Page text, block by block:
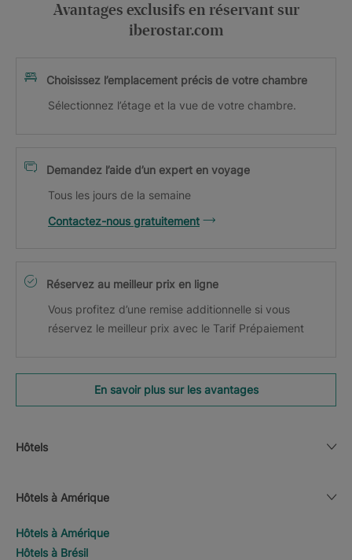
Avantages exclusifs en réservant sur
iberostar.com
Choisissez l’emplacement précis de votre chambre
Sélectionnez l’étage et la vue de votre chambre.
Demandez l’aide d’un expert en voyage
Tous les jours de la semaine
Contactez-nous gratuitement
Réservez au meilleur prix en ligne
Vous profitez d’une remise additionnelle si vous
réservez le meilleur prix avec le Tarif Prépaiement
En savoir plus sur les avantages
Hôtels
Hôtels à Amérique
Hôtels à Amérique
Hôtels à Brésil